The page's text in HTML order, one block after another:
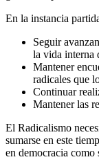
En la instancia
Seguir
la vida interna
Mantener
radicales que
Continuar
Mantener las
El Radicalismo
sumarse en este
en democracia